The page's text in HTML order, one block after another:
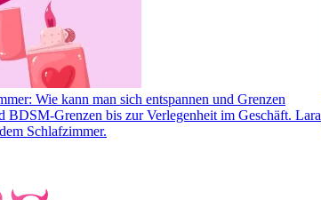
Wie kann man sich entspannen und Grenzen
Grenzen bis zur Verlegenheit im Geschäft. Lara
Schlafzimmer.